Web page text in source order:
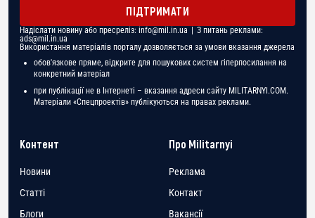
ПІДТРИМАТИ
Надіслати новину або пресреліз: info@mil.in.ua | З питань реклами:
ads@mil.in.ua
Використання матеріалів порталу дозволяється за умови вказання джерела
обов'язкове пряме, відкрите для пошукових систем гіперпосилання на
конкретний матеріал
при публікації не в Інтернеті – вказання адреси сайту MILITARNYI.COM.
Матеріали «Спецпроектів» публікуються на правах реклами.
Контент
Новини
Статті
Блоги
Про Militarnyi
Реклама
Контакт
Вакансії